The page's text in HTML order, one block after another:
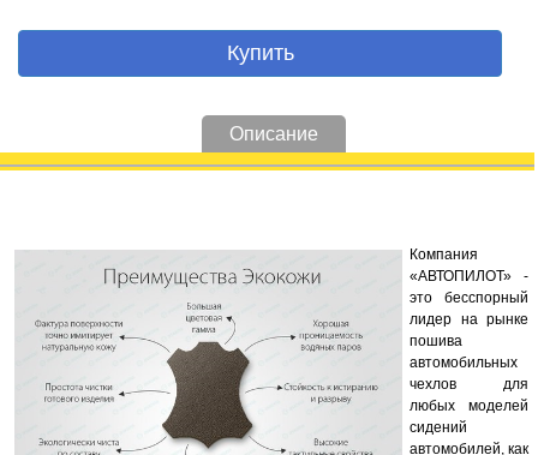
Купить
Описание
Компания
«АВТОПИЛОТ» -
это бесспорный
лидер на рынке
пошива
автомобильных
чехлов для
любых моделей
сидений
автомобилей, как